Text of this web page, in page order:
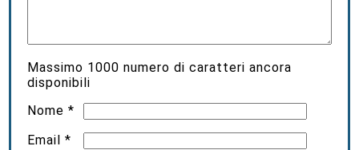
Massimo 1000 numero di caratteri ancora
disponibili
Nome*
Email*